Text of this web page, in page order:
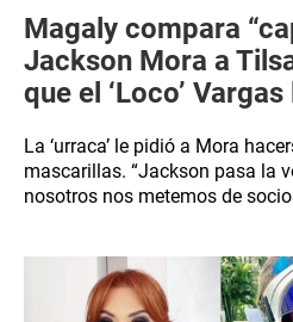
Magaly compara
Jackson Mora a
que el ‘Loco’
La ‘urraca’ le pidió a Mora
mascarillas. “Jackson pasa la
nosotros nos metemos de